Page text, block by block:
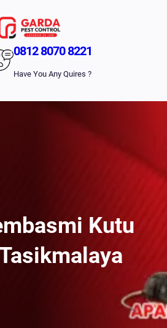
0812 8070 8221
Have You Any Quires ?
Kutu